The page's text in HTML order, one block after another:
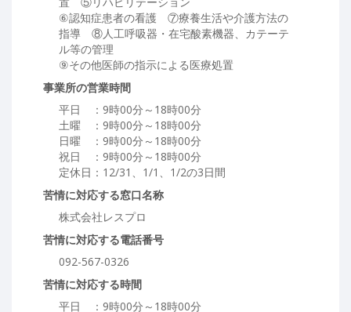
⑥認知症患者の看護 ⑦療養生活や介護方法の
指導 ⑧人工呼吸器・在宅酸素機器、カテーテ
ル等の管理
⑨その他医師の指示による医療処置
事業所の営業時間
平日 ：9時00分～18時00分
土曜 ：9時00分～18時00分
日曜 ：9時00分～18時00分
祝日 ：9時00分～18時00分
定休日：12/31、1/1、1/2の3日間
苦情に対応する窓口名称
株式会社レスプロ
苦情に対応する電話番号
092-567-0326
苦情に対応する時間
平日 ：9時00分～18時00分